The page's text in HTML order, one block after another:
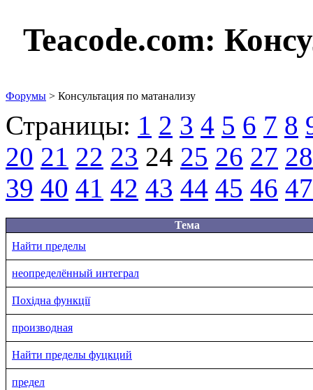
Teacode.com:
Форумы > Консультация по матанализу
Страницы: 1 2 3 4 5 6 7 8
20 21 22 23 24 25 26 27 28
39 40 41 42 43 44 45 46 47
Тема
Найти пределы
неопределённый интеграл
Похідна функції
производная
Найти пределы фуцкций
предел